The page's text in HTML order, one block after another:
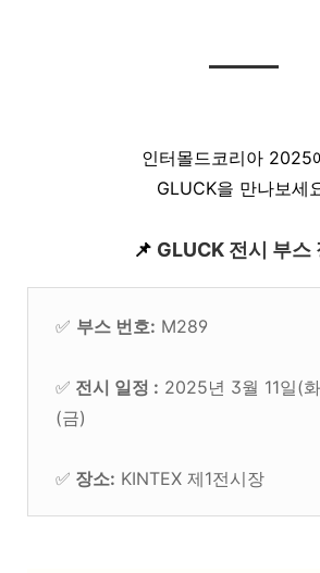
인터몰드코리아 2025
GLUCK을 만나보세
📌 GLUCK 전시 부스
✅ 부스 번호: M289
✅ 전시 일정 : 2025년 3월 11일(
(금)
✅ 장소: KINTEX 제1전시장